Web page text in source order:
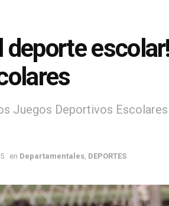
deporte
Juegos Deportivos
en Departamentales DEPORTES